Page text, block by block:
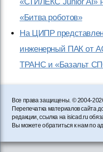
«Битва роботов»
На ЦИПР
инженерный ПАК от
ТРАНС и «Базальт
Все права защищены. © 2004-
Перепечатка материалов сайта
редакции, ссылка на isicad.ru
Вы можете обратиться к нам по